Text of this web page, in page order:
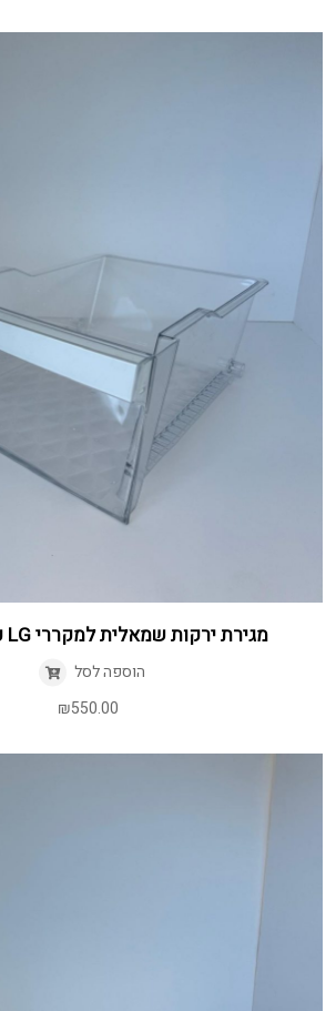
מגירת ירקות שמאלית למקררי LG פריזר תחתון
הוספה לסל
₪550.00